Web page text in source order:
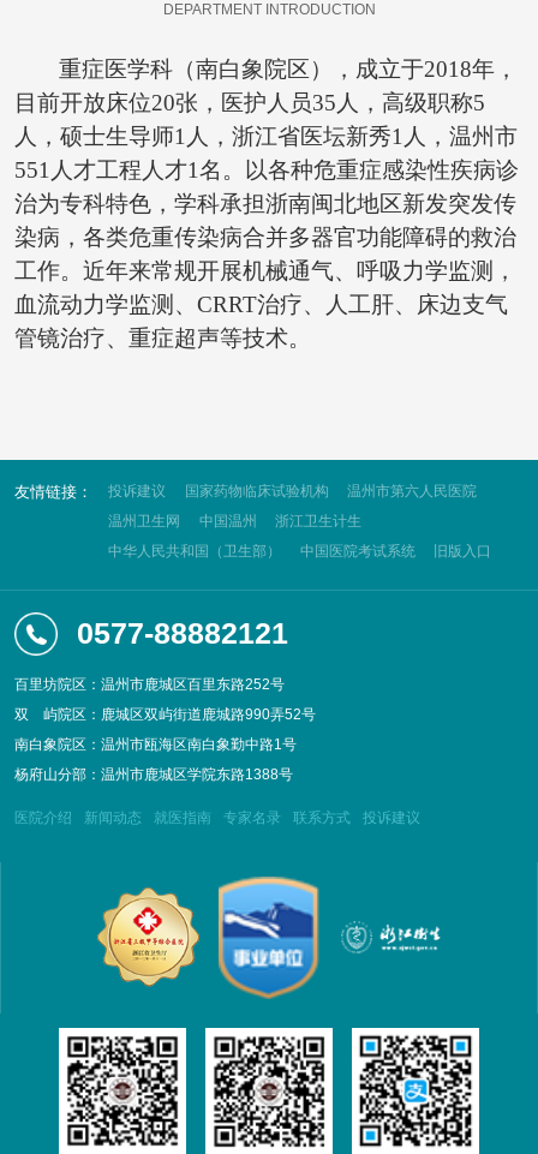
DEPARTMENT INTRODUCTION
重症医学科（南白象院区） ，成立于2018年，
目前开放床位20张，医护人员35人，高级职称5
人，硕士生导师1人，浙江省医坛新秀1人，温州市
551人才工程人才1名。以各种危重症感染性疾病诊
治为专科特色，学科承担浙南闽北地区新发突发传
染病，各类危重传染病合并多器官功能障碍的救治
工作。近年来常规开展机械通气、呼吸力学监测，
血流动力学监测、CRRT治疗、人工肝、床边支气
管镜治疗、重症超声等技术。
友情链接： 投诉建议 国家药物临床试验机构
温州市第六人民医院
温州卫生网
中国温州
浙江卫生计生
中华人民共和国（卫生部）
中国医院考试系统 旧版入口
0577-88882121
百里坊院区：温州市鹿城区百里东路252号
双
屿院区：鹿城区双屿街道鹿城路990弄52号
南白象院区：温州市瓯海区南白象勤中路1号
杨府山分部：温州市鹿城区学院东路1388号
医院介绍 新闻动态 就医指南 专家名录 联系方式 投诉建议